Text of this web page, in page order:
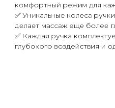
комфортный режим для
✅ Уникальные колеса
делает массаж еще более
✅ Каждая ручка
глубокого воздействия и